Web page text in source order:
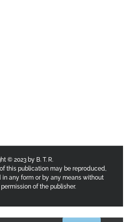
© 2023 by B. T. R.
this publication may be reproduced,
any form or by any means without
of the publisher.